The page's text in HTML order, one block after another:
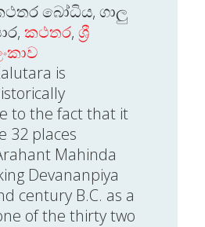
බෝධිය, ගාලු
කථතර, ශ්‍රී
is
to the fact that it
32 places
Mahinda
Devananpiya
century B.C. as a
of the thirty two